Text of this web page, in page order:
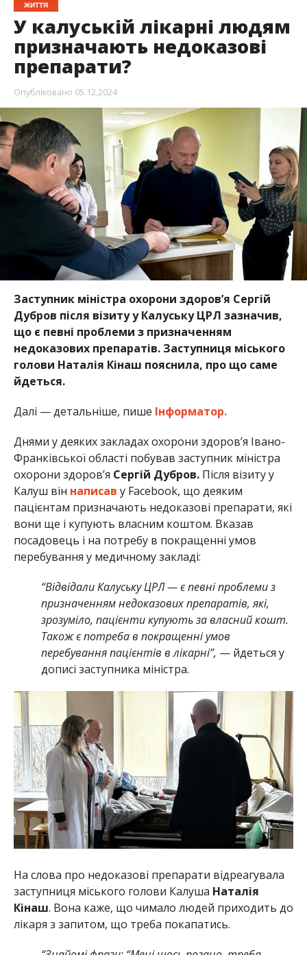
ЖИТТЯ
У калуській лікарні людям
призначають недоказові
препарати?
Опубліковано 05.12.2024
Заступник міністра охорони здоров’я Сергій
Дубров після візиту у Калуську ЦРЛ зазначив,
що є певні проблеми з призначенням
недоказових препаратів. Заступниця міського
голови Наталія Кінаш пояснила, про що саме
йдеться.
Далі — детальніше, пише Інформатор.
Днями у деяких закладах охорони здоров’я Івано-
Франківської області побував заступник міністра
охорони здоров’я Сергій Дубров.Після візиту у
Калуш він написав у Facebook, що деяким
пацієнтам призначають недоказові препарати, які
вони ще і купують власним коштом. Вказав
посадовець і на потребу в покращенні умов
перебування у медичному закладі:
“Відвідали Калуську ЦРЛ — є певні проблеми з
призначенням недоказових препаратів, які,
зрозуміло, пацієнти купують за власний кошт.
Також є потреба в покращенні умов
перебування пацієнтів в лікарні”, — йдеться у
дописі заступника міністра.
На слова про недоказові препарати відреагувала
заступниця міського голови Калуша Наталія
Кінаш. Вона каже, що чимало людей приходить до
лікаря з запитом, що треба покапатись.